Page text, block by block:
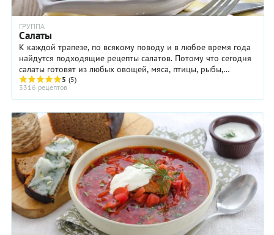
ГРУППА
Салаты
К каждой трапезе, по всякому поводу и в любое время года
найдутся подходящие рецепты салатов. Потому что сегодня
салаты готовят из любых овощей, мяса, птицы, рыбы,
макаронных изделий, крупы и бобовых, ...
5 (5)
3316 рецептов